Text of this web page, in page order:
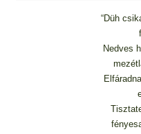
“Düh
Nedves